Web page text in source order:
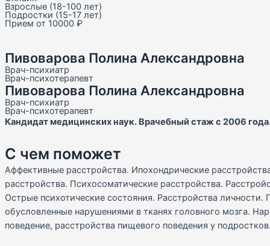
Взрослые (18-100 лет)
Подростки (15-17 лет)
Прием от 10000 ₽
Пивоварова Полина Александровна
Врач-психиатр
Врач-психотерапевт
Пивоварова Полина Александровна
Врач-психиатр
Врач-психотерапевт
Кандидат медицинских наук. Врачебный стаж с 2006
С чем поможет
Аффективные расстройства. Ипохондрические
расстройства. Психосоматические расстройства.
Острые психотические состояния. Расстройства личности.
обусловленные нарушениями в тканях головного мозга.
поведение, расстройства пищевого поведения у